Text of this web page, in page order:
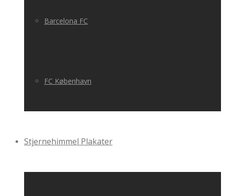
Barcelona FC
FC København
Stjernehimmel Plakater